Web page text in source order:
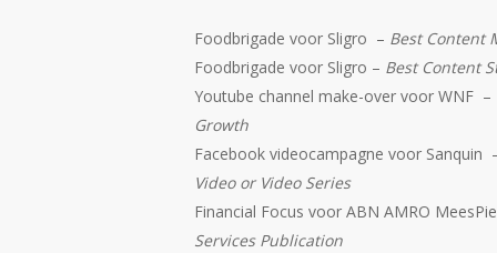
Foodbrigade voor Sligro – Best Content
Foodbrigade voor Sligro – Best Content
Youtube channel make-over voor WNF –
Growth
Facebook videocampagne voor Sanquin
Video or Video Series
Financial Focus voor ABN AMRO
Services Publication